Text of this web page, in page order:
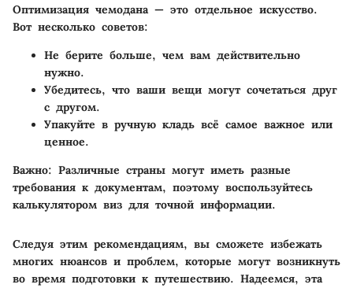
Оптимизация чемодана — это отдельное искусство.
Вот несколько советов:
Не берите больше, чем вам действительно
нужно.
Убедитесь, что ваши вещи могут сочетаться друг
с другом.
Упакуйте в ручную кладь всё самое важное или
ценное.
Важно: Различные страны могут иметь разные
требования к документам, поэтому воспользуйтесь
калькулятором виз для точной информации.
Следуя этим рекомендациям, вы сможете избежать
многих нюансов и проблем, которые могут возникнуть
во время подготовки к путешествию. Надеемся, эта